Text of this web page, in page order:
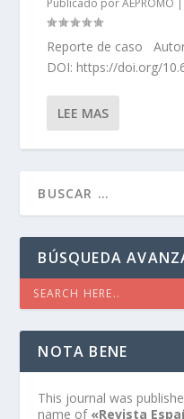
Reporte de caso
DOI: https://doi.org/
LEE MAS
BÚSQUEDA
NOTA BENE
This journal was
name of «Revista